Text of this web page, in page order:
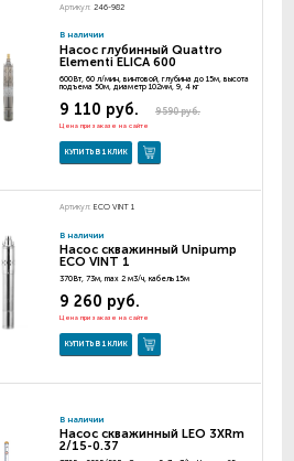
Артикул: 246-982
В наличии
Насос глубинный Quattro
Elementi ELICA 600
600Вт, 60 л/мин, винтовой, глубина до 15м, высота
подъема 50м, диаметр 102мм, 9, 4 кг
9 590 руб.
9 110 руб.
Цена при заказе на сайте
КУПИТЬ В 1 КЛИК
Артикул: ECO VINT 1
В наличии
Насос скважинный Unipump
ECO VINT 1
370Вт, 73м, max 2 м3/ч, кабель 15м
9 260 руб.
Цена при заказе на сайте
КУПИТЬ В 1 КЛИК
В наличии
Насос скважинный LEO 3XRm
2/15-0.37